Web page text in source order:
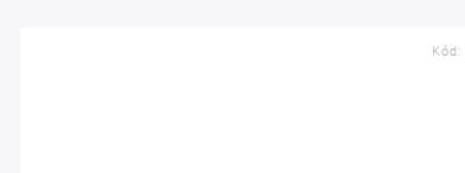
Kód: